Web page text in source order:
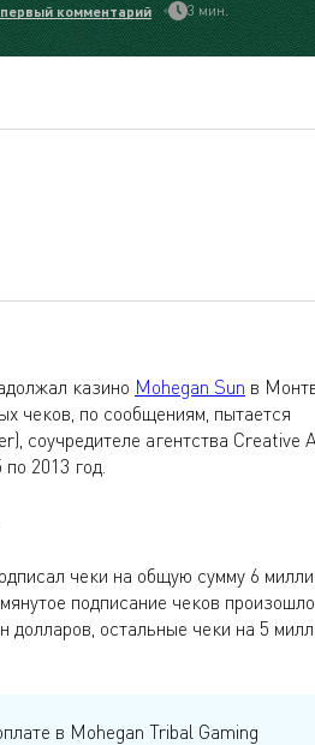
комментарий 3 мин.
казино Mohegan Sun в
чеков, по сообщениям, пытается
соучредителе агентства Creative
2013 год.
чеки на общую сумму 6
подписание чеков
долларов, остальные чеки на 5
в Mohegan Tribal Gaming